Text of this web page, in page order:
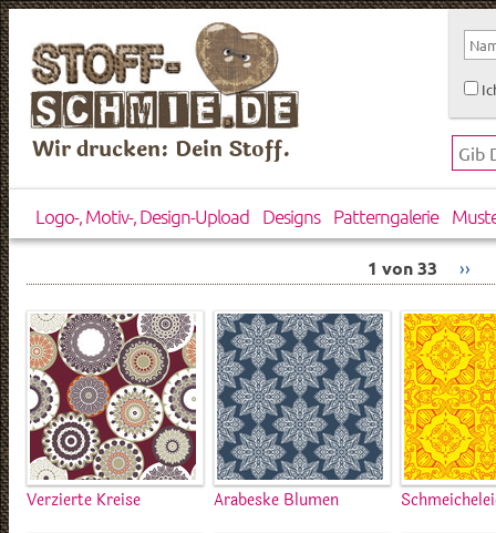
Wir drucken: Dein Stoff.
Logo-, Motiv-, Design-Upload Designs Patterngalerie
1 von 33 ››
Verzierte Kreise Arabeske Blumen